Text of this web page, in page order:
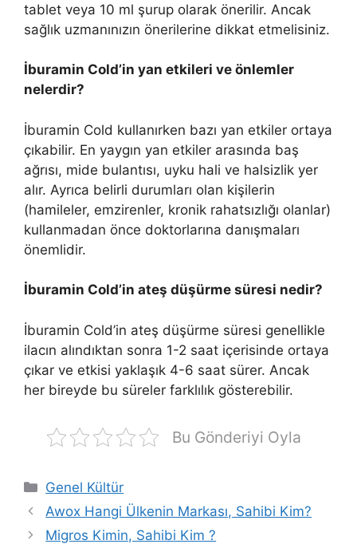
tablet veya 10 ml şurup olarak önerilir. Ancak
sağlık uzmanınızın önerilerine dikkat etmelisiniz.
İburamin Cold’in yan etkileri ve önlemler
nelerdir?
İburamin Cold kullanırken bazı yan etkiler ortaya
çıkabilir. En yaygın yan etkiler arasında baş
ağrısı, mide bulantısı, uyku hali ve halsizlik yer
alır. Ayrıca belirli durumları olan kişilerin
(hamileler, emzirenler, kronik rahatsızlığı olanlar)
kullanmadan önce doktorlarına danışmaları
önemlidir.
İburamin Cold’in ateş düşürme süresi nedir?
İburamin Cold’in ateş düşürme süresi genellikle
ilacın alındıktan sonra 1-2 saat içerisinde ortaya
çıkar ve etkisi yaklaşık 4-6 saat sürer. Ancak
her bireyde bu süreler farklılık gösterebilir.
Bu Gönderiyi Oyla
Kategoriler
Genel Kültür
Awox Hangi Ülkenin Markası, Sahibi Kim?
Migros Kimin, Sahibi Kim ?